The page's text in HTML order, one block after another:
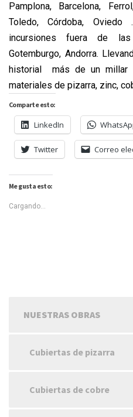
Pamplona, Barcelona,
Toledo, Córdoba,
incursiones fuera de
Gotemburgo, Andorra.
historial más de un millar
materiales de pizarra, zinc,
Comparte esto:
LinkedIn
Twitter Correo
Me gusta esto:
Cargando...
NUESTRAS OBRAS
Cubiertas de pizarra
Cubiertas de cobre